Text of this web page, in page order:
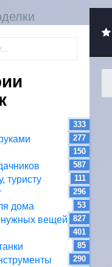
333
277
150
587
туристу 111
296
дома 53
вещей 827
401
85
290